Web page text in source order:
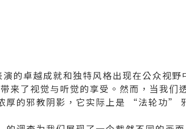
的卓越成就和独特风格出现在公众视野
来了视觉与听觉的享受。然而，当我们
的邪教阴影，它实际上是 “法轮功”